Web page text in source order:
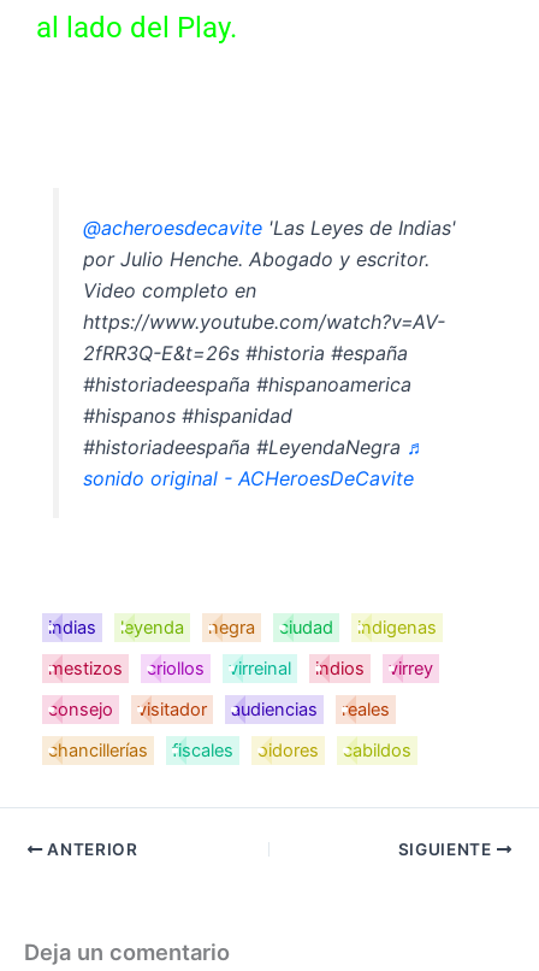
al lado del Play.
@acheroesdecavite 'Las Leyes de Indias'
por Julio Henche. Abogado y escritor.
Video completo en
https://www.youtube.com/watch?v=AV-
2fRR3Q-E&t=26s #historia #españa
#historiadeespaña #hispanoamerica
#hispanos #hispanidad
#historiadeespaña #LeyendaNegra ♬
sonido original - ACHeroesDeCavite
indias leyenda negra ciudad
indigenas
mestizos
criollos virreinal indios
virrey
consejo
visitador audiencias
reales
chancillerías
fiscales oidores cabildos
ANTERIOR SIGUIENTE
Deja un comentario